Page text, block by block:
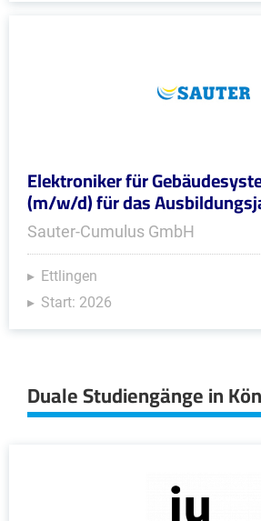
Elektroniker für
(m/w/d) für das
Sauter-Cumulus GmbH
Ettlingen
Start: 2026
Duale Studiengänge in